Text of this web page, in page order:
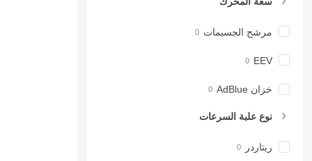
مرشح الجسيمات
EEV
خزان AdBlue
نوع علبة السرعات
ريتاردر